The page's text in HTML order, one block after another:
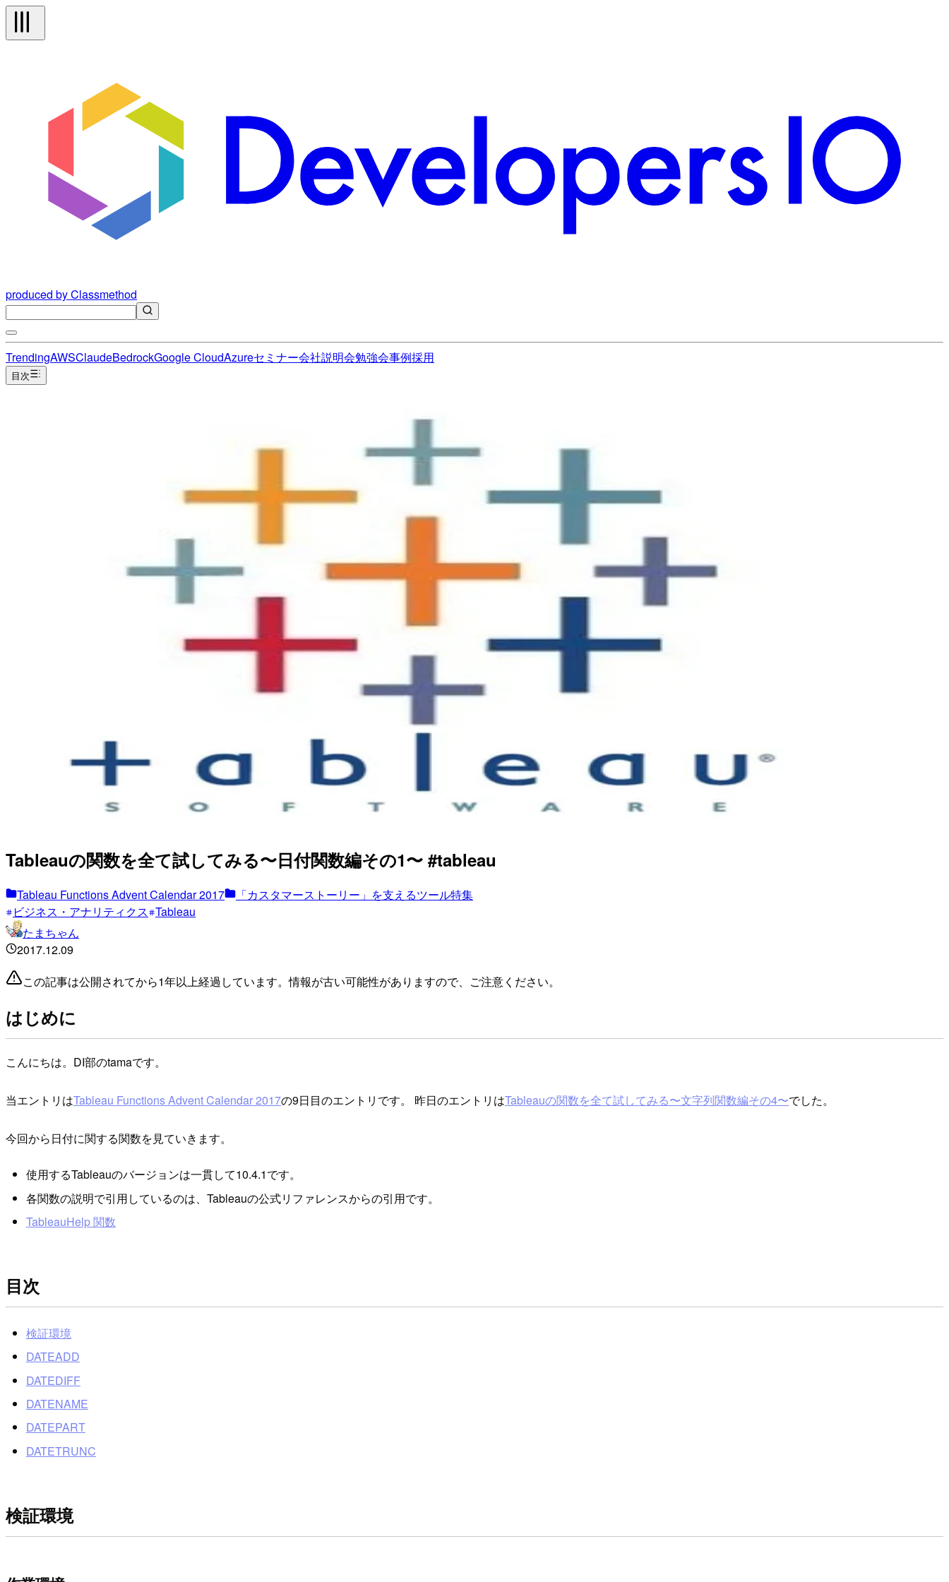
produced by Classmethod
TrendingAWSClaudeBedrockGoogle CloudAzureセミナー会社説明会勉強会事例採用
目次
Tableauの関数を全て試してみる〜日付関数編その1〜 #tableau
Tableau Functions Advent Calendar 2017
「カスタマーストーリー」を支えるツール特集
ビジネス・アナリティクス Tableau
たまちゃん
2017.12.09
この記事は公開されてから1年以上経過しています。情報が古い可能性がありますので、ご注意ください。
はじめに
こんにちは。DI部のtamaです。
当エントリはTableau Functions Advent Calendar 2017の9日目のエントリです。 昨日のエントリはTableauの関数を全て試してみる〜文字列関数編その4〜でした。
今回から日付に関する関数を見ていきます。
使用するTableauのバージョンは一貫して10.4.1です。
各関数の説明で引用しているのは、Tableauの公式リファレンスからの引用です。
TableauHelp 関数
目次
検証環境
DATEADD
DATEDIFF
DATENAME
DATEPART
DATETRUNC
検証環境